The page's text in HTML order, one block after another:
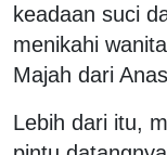
keadaan suci
menikahi
Majah dari
Lebih dari itu,